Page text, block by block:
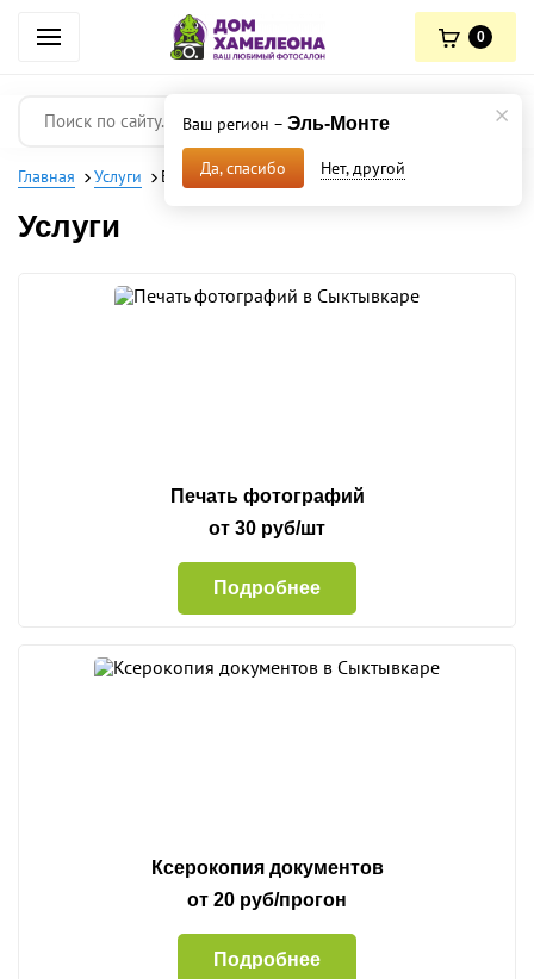
0
Ваш регион – Эль-Монте
Да, спасибо Нет, другой
Главная Услуги Барнаул
Услуги
Печать фотографий
от 30 руб/шт
Подробнее
Ксерокопия документов
от 20 руб/прогон
Подробнее